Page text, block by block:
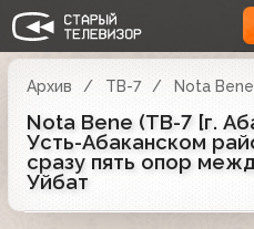
Архив ТВ-7 Nota Bene
Nota Bene (ТВ-7 [г.
Усть-Абаканском
сразу пять опор
Уйбат